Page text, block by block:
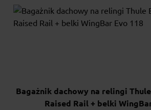
Bagażnik dachowy na relingi
Raised Rail + belki